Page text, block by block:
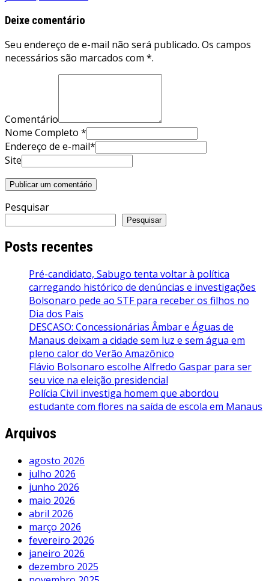
Deixe comentário
Seu endereço de e-mail não será publicado. Os campos
necessários são marcados com *.
Comentário
Nome Completo *
Endereço de e-mail*
Site
Pesquisar
Pesquisar
Posts recentes
Pré-candidato, Sabugo tenta voltar à política
carregando histórico de denúncias e investigações
Bolsonaro pede ao STF para receber os filhos no
Dia dos Pais
DESCASO: Concessionárias Âmbar e Águas de
Manaus deixam a cidade sem luz e sem água em
pleno calor do Verão Amazônico
Flávio Bolsonaro escolhe Alfredo Gaspar para ser
seu vice na eleição presidencial
Polícia Civil investiga homem que abordou
estudante com flores na saída de escola em Manaus
Arquivos
agosto 2026
julho 2026
junho 2026
maio 2026
abril 2026
março 2026
fevereiro 2026
janeiro 2026
dezembro 2025